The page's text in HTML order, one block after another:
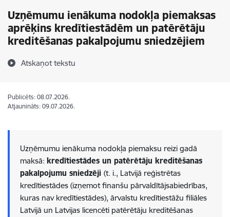
Uzņēmumu ienākuma nodokļa piemaksas
aprēķins kredītiestādēm un patērētāju
kreditēšanas pakalpojumu sniedzējiem
Atskaņot tekstu
Publicēts: 08.07.2026.
Atjaunināts: 09.07.2026.
Uzņēmumu ienākuma nodokļa piemaksu reizi gadā
maksā: kredītiestādes un patērētāju kreditēšanas
pakalpojumu sniedzēji (t. i., Latvijā reģistrētas
kredītiestādes (izņemot finanšu pārvaldītājsabiedrības,
kuras nav kredītiestādes), ārvalstu kredītiestāžu filiāles
Latvijā un Latvijas licencēti patērētāju kreditēšanas